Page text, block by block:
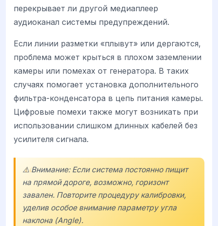
перекрывает ли другой медиаплеер
аудиоканал системы предупреждений.
Если линии разметки «плывут» или дергаются,
проблема может крыться в плохом заземлении
камеры или помехах от генератора. В таких
случаях помогает установка дополнительного
фильтра-конденсатора в цепь питания камеры.
Цифровые помехи также могут возникать при
использовании слишком длинных кабелей без
усилителя сигнала.
⚠️ Внимание: Если система постоянно пищит
на прямой дороге, возможно, горизонт
завален. Повторите процедуру калибровки,
уделив особое внимание параметру угла
наклона (Angle).